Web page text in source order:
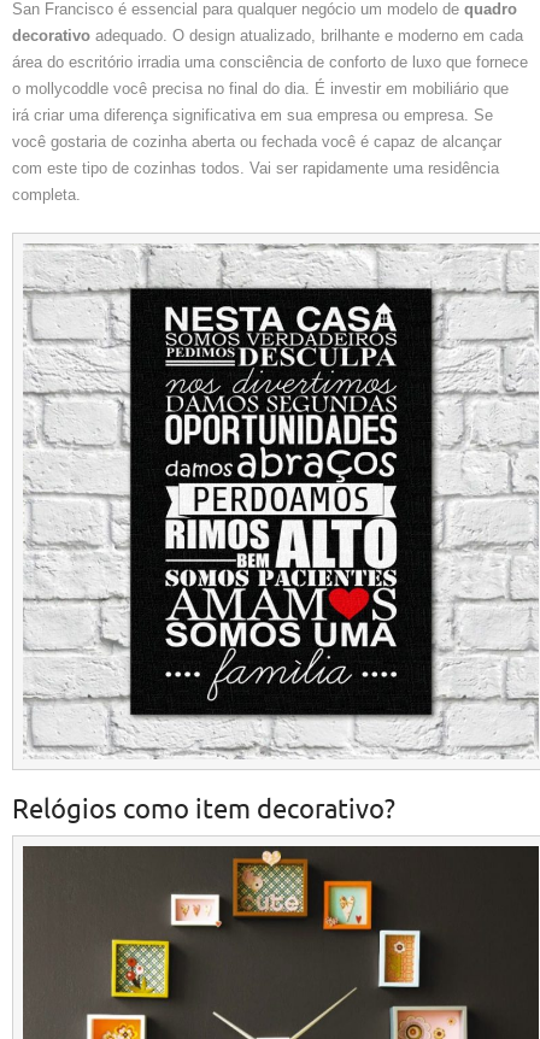
San Francisco é essencial para qualquer negócio um modelo de quadro
decorativo adequado. O design atualizado, brilhante e moderno em cada
área do escritório irradia uma consciência de conforto de luxo que fornece
o mollycoddle você precisa no final do dia. É investir em mobiliário que
irá criar uma diferença significativa em sua empresa ou empresa. Se
você gostaria de cozinha aberta ou fechada você é capaz de alcançar
com este tipo de cozinhas todos. Vai ser rapidamente uma residência
completa.
Relógios como item decorativo?